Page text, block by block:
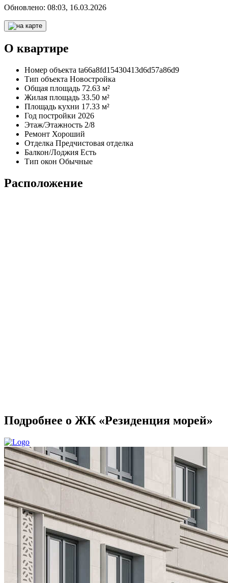
Обновлено: 08:03, 16.03.2026
О квартире
Номер объекта ta66a8fd15430413d6d57a86d9
Тип объекта Новостройка
Общая площадь 72.63 м²
Жилая площадь 33.50 м²
Площадь кухни 17.33 м²
Год постройки 2026
Этаж/Этажность 2/8
Ремонт Хороший
Отделка Предчистовая отделка
Балкон/Лоджия Есть
Тип окон Обычные
Расположение
Подробнее о ЖК «Резиденция морей»